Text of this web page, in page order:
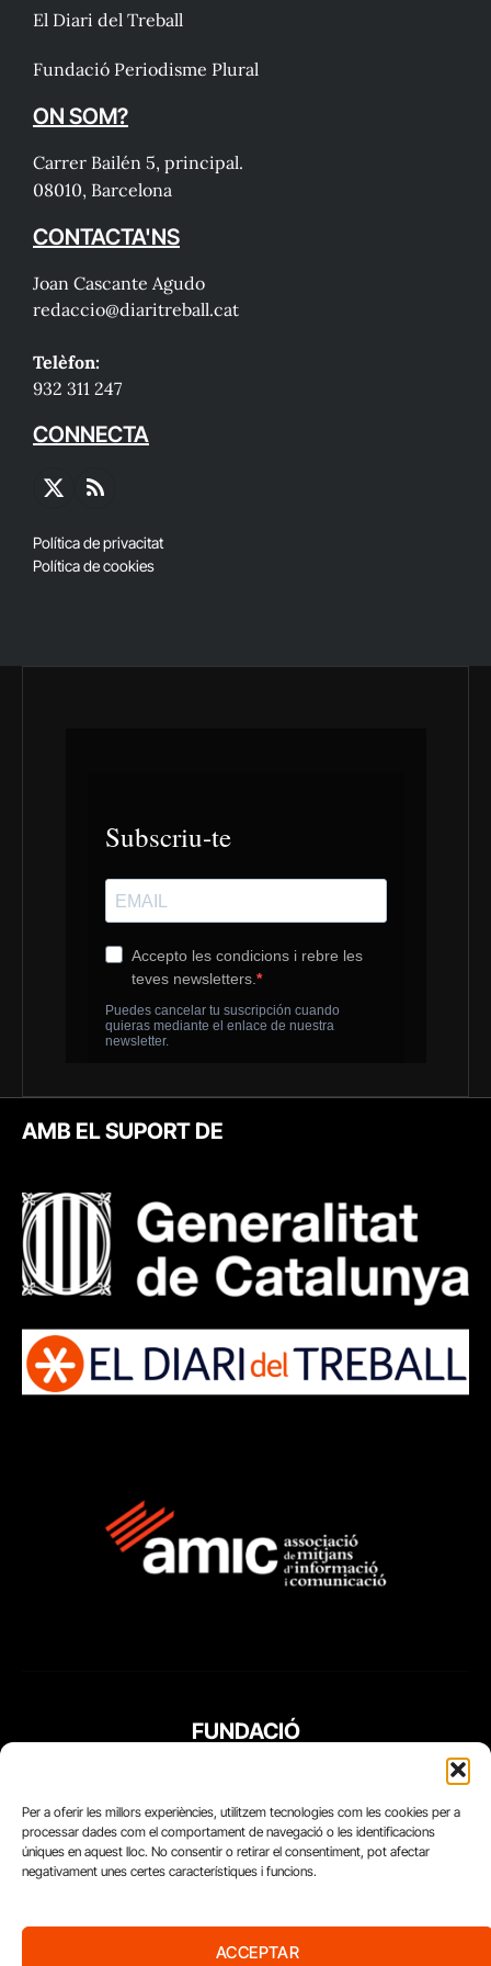
Per a oferir les millors experiències, utilitzem tecnologies com les cookies per a
processar dades com el comportament de navegació o les identificacions
úniques en aquest lloc. No consentir o retirar el consentiment, pot afectar
negativament unes certes característiques i funcions.
ACCEPTAR
El Diari del Treball
Fundació Periodisme Plural
ON SOM?
Carrer Bailén 5, principal.
08010, Barcelona
CONTACTA'NS
Joan Cascante Agudo
redaccio@diaritreball.cat
Telèfon:
932 311 247
CONNECTA
X
RSS
Política de privacitat
Política de cookies
AMB EL SUPORT DE
FUNDACIÓ